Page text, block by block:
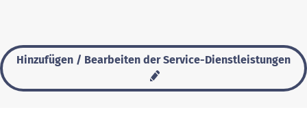
Hinzufügen / Bearbeiten der Service-Dienstleistungen